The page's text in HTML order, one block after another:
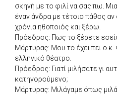
σκηνή με το φιλί να σας πω.
έναν άνδρα με τέτοιο πάθος αν
χρόνια ηθοποιός και ξέρω.
Πρόεδρος: Πως το ξέρετε
Μάρτυρας: Μου το έχει πει ο κ.
ελληνικό θέατρο.
Πρόεδρος: Γιατί μιλήσατε γι
κατηγορούμενο;
Μάρτυρας: Μιλάγαμε όπως